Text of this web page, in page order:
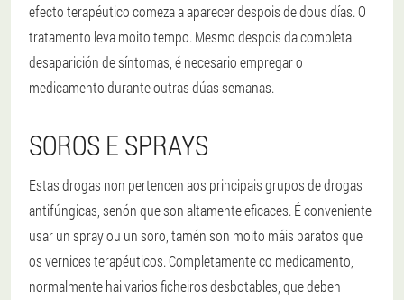
efecto terapéutico comeza a aparecer despois de dous días. O
tratamento leva moito tempo. Mesmo despois da completa
desaparición de síntomas, é necesario empregar o
medicamento durante outras dúas semanas.
SOROS E SPRAYS
Estas drogas non pertencen aos principais grupos de drogas
antifúngicas, senón que son altamente eficaces. É conveniente
usar un spray ou un soro, tamén son moito máis baratos que
os vernices terapéuticos. Completamente co medicamento,
normalmente hai varios ficheiros desbotables, que deben